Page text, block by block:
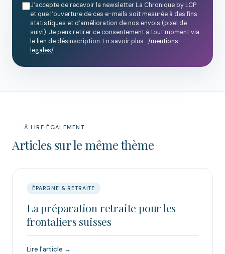
J’accepte de recevoir la newsletter La Chronique by LCP
et que l’ouverture de ces e-mails soit mesurée à des fins
statistiques et d’amélioration de nos envois (pixel de
suivi). Je peux retirer ce consentement à tout moment via
le lien de désinscription. En savoir plus : /mentions-
legales/.
À LIRE ÉGALEMENT
Articles sur le même thème
ÉPARGNE & RETRAITE
La préparation retraite pour les
frontaliers suisses
Lire l'article →